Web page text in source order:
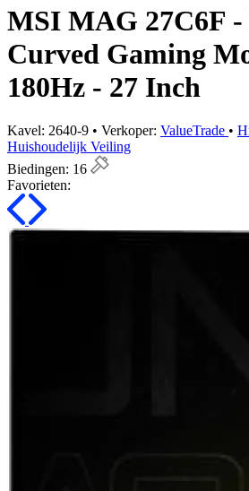
MSI MAG 27C6F
Curved Gaming
180Hz - 27 Inch
Kavel: 2640-9 • Verkoper: ValueTrade •
Huishoudelijk Veiling
Biedingen: 16
Favorieten: